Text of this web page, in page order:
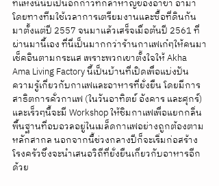
ที่แห่งนี้นับเป็นอีกก้าวที่กล้าหาญของอาข่า อามา
โดยทางทีมใช้เวลาการเตรียมงานและซื้อที่ดินกัน
มาตั้งแต่ปี 2557 จนมาแล้วเสร็จเมื่อต้นปี 2561 ที่
ผ่านมานี้เอง ที่นี่เป็นมากกว่าร้านกาแฟเก๋ๆให้คนมา
เช็คอินตามกระแส เพราะพวกเขาตั้งใจให้ Akha
Ama Living Factory นี้เป็นบ้านที่เปิดเพื่อแบ่งปัน
ความรู้เกี่ยวกับกาแฟและอาหารที่ยั่งยืน โดยมีการ
สาธิตการคั่วกาแฟ (ในวันอาทิตย์ อังคาร และศุกร์)
และเร็วๆนี้จะมี Workshop ให้ชิมกาแฟเพื่อแยกกลิ่น
พื้นฐานที่อบอวลอยู่ในเมล็ดกาแฟอย่างถูกต้องตาม
หลักสากล นอกจากนี้ช่วงกลางปีก็จะเริ่มก่อสร้าง
โรงครัวซึ่งจะนำเสนอวิถีที่ยั่งยืนเกี่ยวกับอาหารอีก
ด้วย